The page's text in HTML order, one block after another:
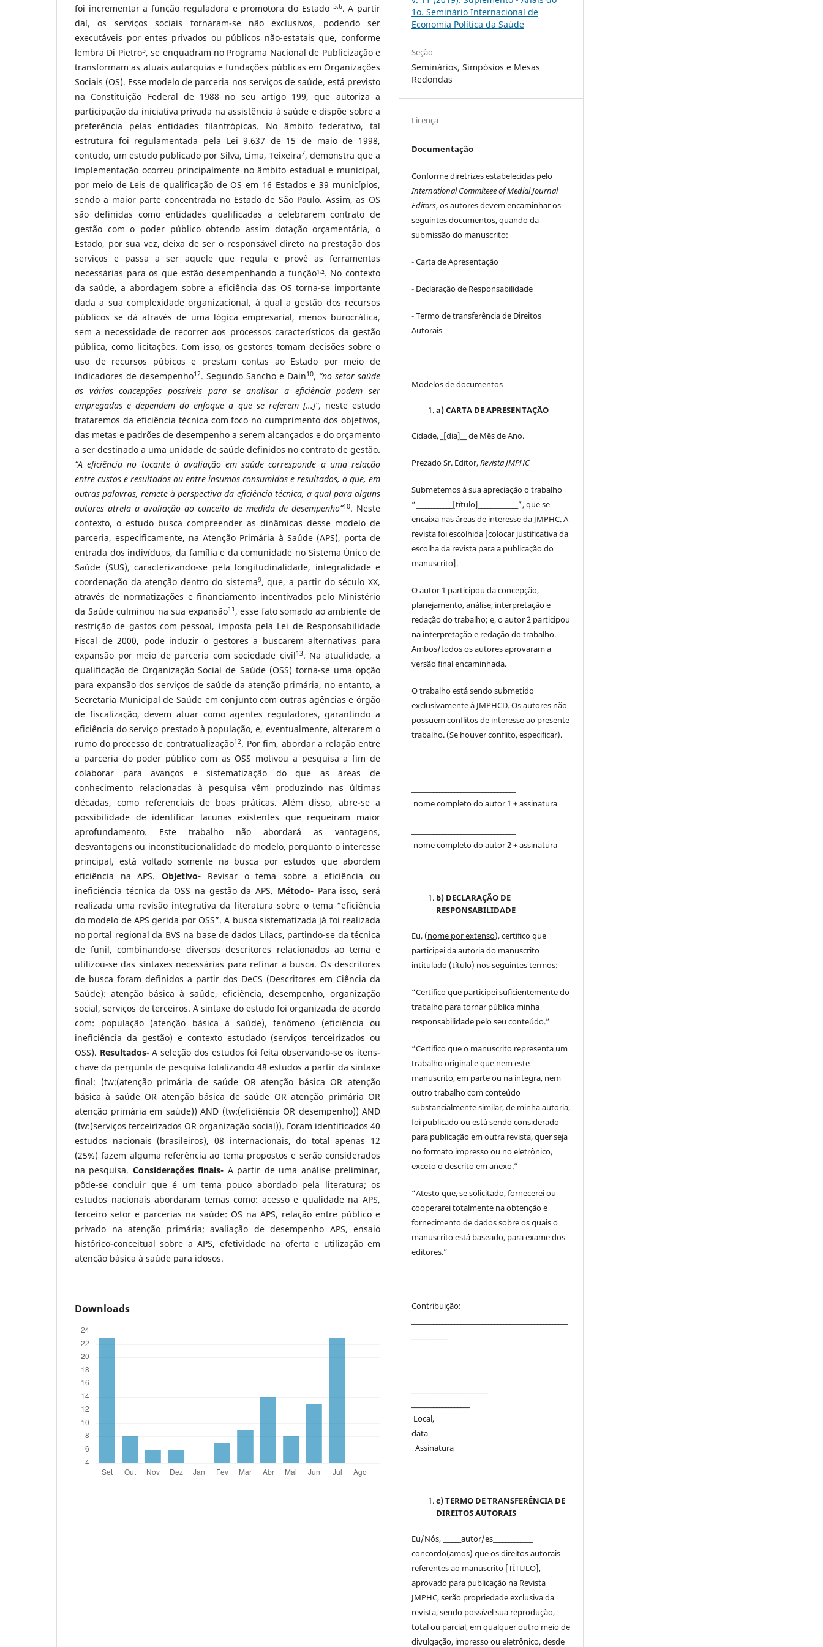
foi incrementar a função reguladora e promotora do Estado 5,6. A partir
daí, os serviços sociais tornaram-se não exclusivos, podendo ser
executáveis por entes privados ou públicos não-estatais que, conforme
lembra Di Pietro5, se enquadram no Programa Nacional de Publicização e
transformam as atuais autarquias e fundações públicas em Organizações
Sociais (OS). Esse modelo de parceria nos serviços de saúde, está previsto
na Constituição Federal de 1988 no seu artigo 199, que autoriza a
participação da iniciativa privada na assistência à saúde e dispõe sobre a
preferência pelas entidades filantrópicas. No âmbito federativo, tal
estrutura foi regulamentada pela Lei 9.637 de 15 de maio de 1998,
contudo, um estudo publicado por Silva, Lima, Teixeira7, demonstra que a
implementação ocorreu principalmente no âmbito estadual e municipal,
por meio de Leis de qualificação de OS em 16 Estados e 39 municípios,
sendo a maior parte concentrada no Estado de São Paulo. Assim, as OS
são definidas como entidades qualificadas a celebrarem contrato de
gestão com o poder público obtendo assim dotação orçamentária, o
Estado, por sua vez, deixa de ser o responsável direto na prestação dos
serviços e passa a ser aquele que regula e provê as ferramentas
necessárias para os que estão desempenhando a função¹,². No contexto
da saúde, a abordagem sobre a eficiência das OS torna-se importante
dada a sua complexidade organizacional, à qual a gestão dos recursos
públicos se dá através de uma lógica empresarial, menos burocrática,
sem a necessidade de recorrer aos processos característicos da gestão
pública, como licitações. Com isso, os gestores tomam decisões sobre o
uso de recursos púbicos e prestam contas ao Estado por meio de
indicadores de desempenho12. Segundo Sancho e Dain10, “no setor saúde
as várias concepções possíveis para se analisar a eficiência podem ser
empregadas e dependem do enfoque a que se referem [...]”, neste estudo
trataremos da eficiência técnica com foco no cumprimento dos objetivos,
das metas e padrões de desempenho a serem alcançados e do orçamento
a ser destinado a uma unidade de saúde definidos no contrato de gestão.
“A eficiência no tocante à avaliação em saúde corresponde a uma relação
entre custos e resultados ou entre insumos consumidos e resultados, o que, em
outras palavras, remete à perspectiva da eficiência técnica, a qual para alguns
autores atrela a avaliação ao conceito de medida de desempenho”10. Neste
contexto, o estudo busca compreender as dinâmicas desse modelo de
parceria, especificamente, na Atenção Primária à Saúde (APS), porta de
entrada dos indivíduos, da família e da comunidade no Sistema Único de
Saúde (SUS), caracterizando-se pela longitudinalidade, integralidade e
coordenação da atenção dentro do sistema9, que, a partir do século XX,
através de normatizações e financiamento incentivados pelo Ministério
da Saúde culminou na sua expansão11 , esse fato somado ao ambiente de
restrição de gastos com pessoal, imposta pela Lei de Responsabilidade
Fiscal de 2000, pode induzir o gestores a buscarem alternativas para
expansão por meio de parceria com sociedade civil13. Na atualidade, a
qualificação de Organização Social de Saúde (OSS) torna-se uma opção
para expansão dos serviços de saúde da atenção primária, no entanto, a
Secretaria Municipal de Saúde em conjunto com outras agências e órgão
de fiscalização, devem atuar como agentes reguladores, garantindo a
eficiência do serviço prestado à população, e, eventualmente, alterarem o
rumo do processo de contratualização12. Por fim, abordar a relação entre
a parceria do poder público com as OSS motivou a pesquisa a fim de
colaborar para avanços e sistematização do que as áreas de
conhecimento relacionadas à pesquisa vêm produzindo nas últimas
décadas, como referenciais de boas práticas. Além disso, abre-se a
possibilidade de identificar lacunas existentes que requeiram maior
aprofundamento. Este trabalho não abordará as vantagens,
desvantagens ou inconstitucionalidade do modelo, porquanto o interesse
principal, está voltado somente na busca por estudos que abordem
eficiência na APS.Objetivo- Revisar o tema sobre a eficiência ou
ineficiência técnica da OSS na gestão da APS. Método- Para isso, será
realizada uma revisão integrativa da literatura sobre o tema “eficiência
do modelo de APS gerida por OSS”. A busca sistematizada já foi realizada
no portal regional da BVS na base de dados Lilacs, partindo-se da técnica
de funil, combinando-se diversos descritores relacionados ao tema e
utilizou-se das sintaxes necessárias para refinar a busca. Os descritores
de busca foram definidos a partir dos DeCS (Descritores em Ciência da
Saúde): atenção básica à saúde, eficiência, desempenho, organização
social, serviços de terceiros. A sintaxe do estudo foi organizada de acordo
com: população (atenção básica à saúde), fenômeno (eficiência ou
ineficiência da gestão) e contexto estudado (serviços terceirizados ou
OSS). Resultados-A seleção dos estudos foi feita observando-se os itens-
chave da pergunta de pesquisa totalizando 48 estudos a partir da sintaxe
final: (tw:(atenção primária de saúde OR atenção básica OR atenção
básica à saúde OR atenção básica de saúde OR atenção primária OR
atenção primária em saúde)) AND (tw:(eficiência OR desempenho)) AND
(tw:(serviços terceirizados OR organização social)). Foram identificados 40
estudos nacionais (brasileiros), 08 internacionais, do total apenas 12
(25%) fazem alguma referência ao tema propostos e serão considerados
na pesquisa. Considerações finais- A partir de uma análise preliminar,
pôde-se concluir que é um tema pouco abordado pela literatura; os
estudos nacionais abordaram temas como: acesso e qualidade na APS,
terceiro setor e parcerias na saúde: OS na APS, relação entre público e
privado na atenção primária; avaliação de desempenho APS, ensaio
histórico-conceitual sobre a APS, efetividade na oferta e utilização em
atenção básica à saúde para idosos.
Downloads
1o. Seminário Internacional de
Economia Política da Saúde
Seção
Seminários, Simpósios e Mesas
Redondas
Licença
Documentação
Conforme diretrizes estabelecidas pelo
International Commiteee of Medial Journal
Editors, os autores devem encaminhar os
seguintes documentos, quando da
submissão do manuscrito:
- Carta de Apresentação
- Declaração de Responsabilidade
- Termo de transferência de Direitos
Autorais
Modelos de documentos
a) CARTA DE APRESENTAÇÃO
Cidade, _[dia]__ de Mês de Ano.
Prezado Sr. Editor,Revista JMPHC
Submetemos à sua apreciação o trabalho
“____________[título]_____________”, que se
encaixa nas áreas de interesse da JMPHC. A
revista foi escolhida [colocar justificativa da
escolha da revista para a publicação do
manuscrito].
O autor 1 participou da concepção,
planejamento, análise, interpretação e
redação do trabalho; e, o autor 2 participou
na interpretação e redação do trabalho.
Ambos/todosos autores aprovaram a
versão final encaminhada.
O trabalho está sendo submetido
exclusivamente à JMPHCD. Os autores não
possuem conflitos de interesse ao presente
trabalho. (Se houver conflito, especificar).
nome completo do autor 1 + assinatura
nome completo do autor 2 + assinatura
b) DECLARAÇÃO DE
RESPONSABILIDADE
Eu, (nome por extenso), certifico que
participei da autoria do manuscrito
intitulado (título) nos seguintes termos:
“Certifico que participei suficientemente do
trabalho para tornar pública minha
responsabilidade pelo seu conteúdo.”
“Certifico que o manuscrito representa um
trabalho original e que nem este
manuscrito, em parte ou na íntegra, nem
outro trabalho com conteúdo
substancialmente similar, de minha autoria,
foi publicado ou está sendo considerado
para publicação em outra revista, quer seja
no formato impresso ou no eletrônico,
exceto o descrito em anexo.”
“Atesto que, se solicitado, fornecerei ou
cooperarei totalmente na obtenção e
fornecimento de dados sobre os quais o
manuscrito está baseado, para exame dos
editores.”
Contribuição:
Local,
data
Assinatura
c) TERMO DE TRANSFERÊNCIA DE
DIREITOS AUTORAIS
Eu/Nós, ______autor/es_____________
concordo(amos) que os direitos autorais
referentes ao manuscrito [TÍTULO],
aprovado para publicação na Revista
JMPHC, serão propriedade exclusiva da
revista, sendo possível sua reprodução,
total ou parcial, em qualquer outro meio de
divulgação, impresso ou eletrônico, desde